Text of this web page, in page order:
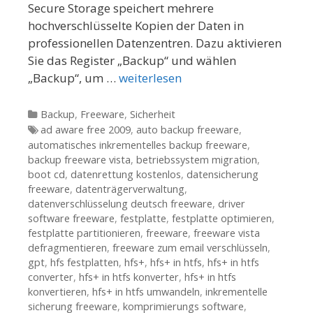
Secure Storage speichert mehrere
hochverschlüsselte Kopien der Daten in
professionellen Datenzentren. Dazu akti­vieren
Sie das Register „Backup“ und wählen
„Backup“, um … weiterlesen
Kategorien
Backup, Freeware, Sicherheit
Tags
ad aware free 2009, auto backup freeware,
automatisches inkrementelles backup freeware,
backup freeware vista, betriebssystem migration,
boot cd, datenrettung kostenlos, datensicherung
freeware, datenträgerverwaltung,
datenverschlüsselung deutsch freeware, driver
software freeware, festplatte, festplatte optimieren,
festplatte partitionieren, freeware, freeware vista
defragmentieren, freeware zum email verschlüsseln,
gpt, hfs festplatten, hfs+, hfs+ in htfs, hfs+ in htfs
converter, hfs+ in htfs konverter, hfs+ in htfs
konvertieren, hfs+ in htfs umwandeln, inkrementelle
sicherung freeware, komprimierungs software,